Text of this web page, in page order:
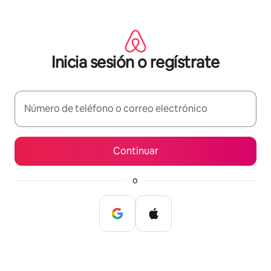
Inicia sesión o regístrate
Número de teléfono o correo electrónico
Continuar
o